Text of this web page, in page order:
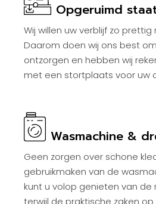
Opgeruimd
Wij willen uw verblijf zo prettig
Daarom doen wij ons best
ontzorgen en hebben wij
met een stortplaats voor uw
Wasmachine &
Geen zorgen over schone
gebruikmaken van de
kunt u volop genieten van de
terwijl de praktische zaken